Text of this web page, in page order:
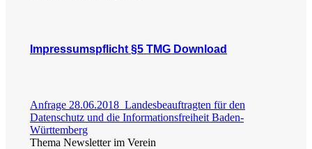
Impressumspflicht §5 TMG Download
Anfrage 28.06.2018 Landesbeauftragten für den
Datenschutz und die Informationsfreiheit Baden-
Württemberg
Thema Newsletter im Verein